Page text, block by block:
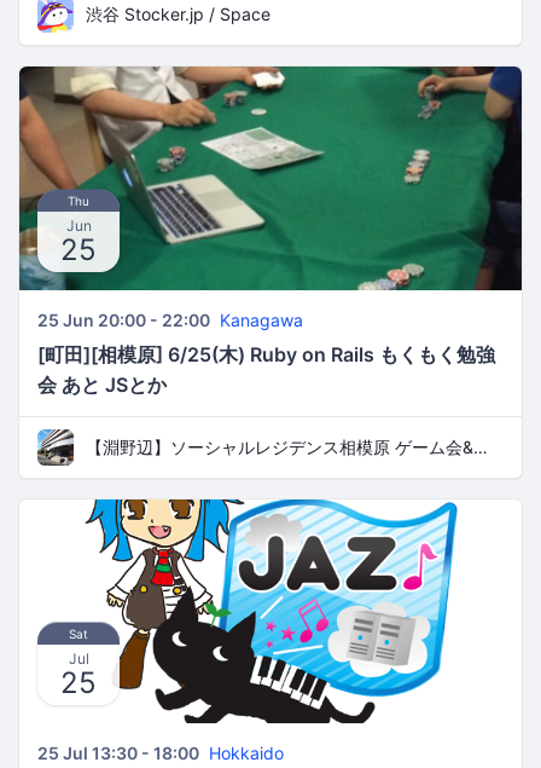
渋谷 Stocker.jp / Space
Thu
Jun
25
25 Jun 20:00 - 22:00 Kanagawa
[町田][相模原] 6/25(木) Ruby on Rails もくもく勉強
会 あと JSとか
【淵野辺】ソーシャルレジデンス相模原 ゲーム会&勉強会
Sat
Jul
25
25 Jul 13:30 - 18:00 Hokkaido